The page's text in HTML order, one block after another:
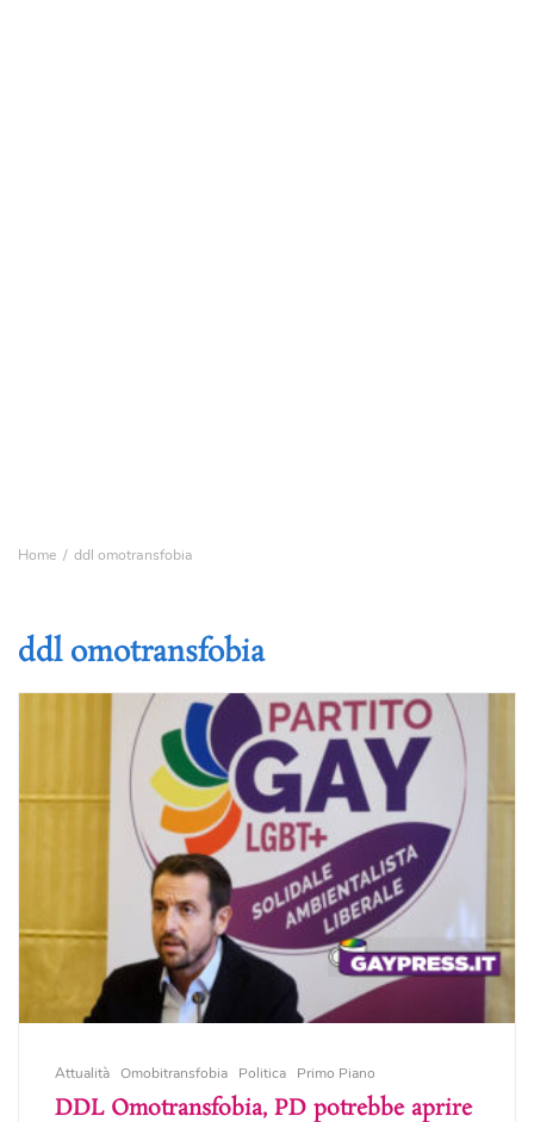
Home ddl omotransfobia
ddl omotransfobia
Attualità Omobitransfobia Politica Primo Piano
DDL Omotransfobia, PD potrebbe aprire